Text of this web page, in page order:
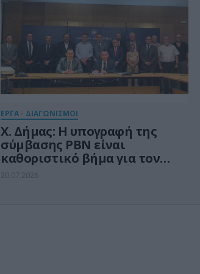
ΕΡΓΑ - ΔΙΑΓΩΝΙΣΜΟΙ
Χ. Δήμας: Η υπογραφή της
σύμβασης PBN είναι
καθοριστικό βήμα για τον
εκσυγχρονισμό της
20.07.2026